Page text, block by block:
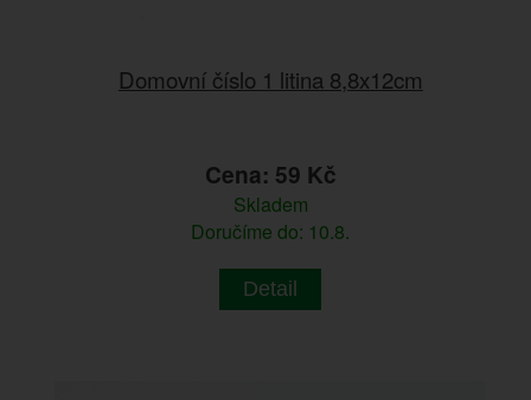
Domovní číslo 1 litina 8,8x12cm
Cena: 59 Kč
Skladem
Doručíme do: 10.8.
Detail